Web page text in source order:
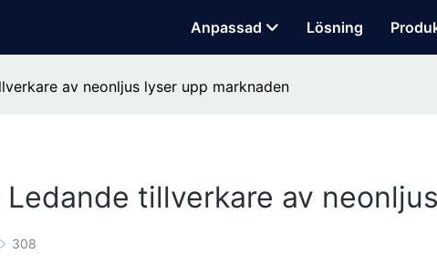
Anpassad Lösning
av neonljus lyser upp marknaden
tillverkare av
308